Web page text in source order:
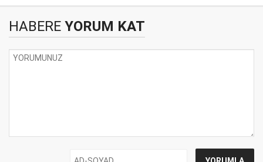
HABERE YORUM KAT